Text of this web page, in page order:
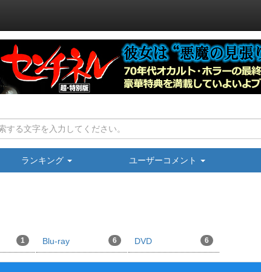
ランキング ユーザーコメント
1 Blu-ray 6 DVD 6